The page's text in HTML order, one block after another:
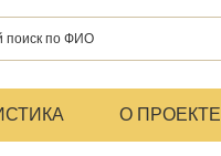
О ПРОЕКТЕ